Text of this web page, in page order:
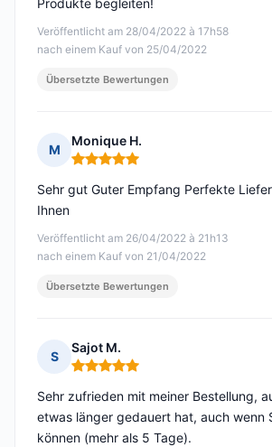
Veröffentlicht am 28/04/2022 à 17h58
nach einem Kauf von 25/04/2022
Produkte begleiten!
Übersetzte Bewertungen
M
Monique H.
Hinweis: 5 von 5
Veröffentlicht am 26/04/2022 à 21h13
nach einem Kauf von 21/04/2022
Sehr gut Guter Empfang Perfekte
Ihnen
Übersetzte Bewertungen
S
Sajot M.
Hinweis: 5 von 5
Sehr zufrieden mit meiner Bestellung,
etwas länger gedauert hat, auch wenn
können (mehr als 5 Tage).